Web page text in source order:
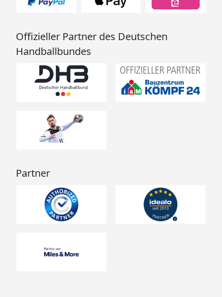
Offizieller Partner des Deutschen
Handballbundes
Partner